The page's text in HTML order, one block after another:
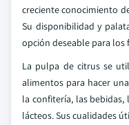
creciente conocimiento
Su disponibilidad y
opción deseable para los
La pulpa de citrus se
alimentos para hacer
la confitería, las
lácteos. Sus cualidades